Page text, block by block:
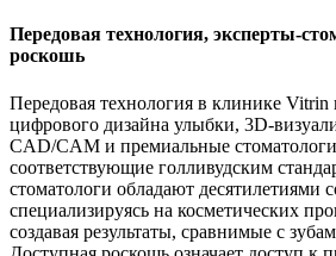
Передовая технология, эксперты-
роскошь
Передовая технология в клинике Vitrin
цифрового дизайна улыбки, 3D-
CAD/CAM и премиальные
соответствующие голливудским
стоматологи обладают десятилетиями
специализируясь на косметических
создавая результаты, сравнимые с